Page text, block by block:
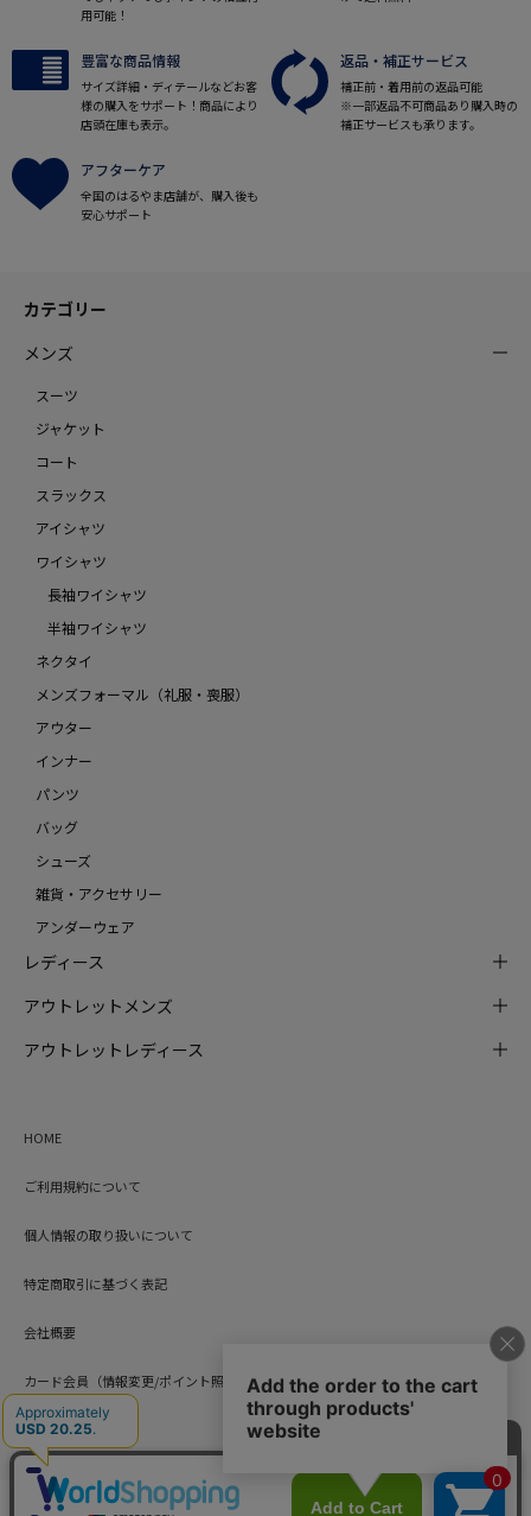
用可能！
豊富な商品情報
サイズ詳細・ディテールなどお客
様の購入をサポート！商品により
店頭在庫も表示。
返品・補正サービス
補正前・着用前の返品可能
※一部返品不可商品あり購入時の
補正サービスも承ります。
アフターケア
全国のはるやま店舗が、購入後も
安心サポート
カテゴリー
メンズ
スーツ
ジャケット
コート
スラックス
アイシャツ
ワイシャツ
長袖ワイシャツ
半袖ワイシャツ
ネクタイ
メンズフォーマル（礼服・喪服）
アウター
インナー
パンツ
バッグ
シューズ
雑貨・アクセサリー
アンダーウェア
レディース
アウトレットメンズ
アウトレットレディース
HOME
ご利用規約について
個人情報の取り扱いについて
特定商取引に基づく表記
会社概要
カード会員（情報変更/ポイント照会）
お問い合わせ